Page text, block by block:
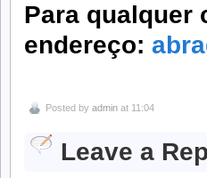
Para qualquer
endereço:
Posted by admin at 11:04
Leave a